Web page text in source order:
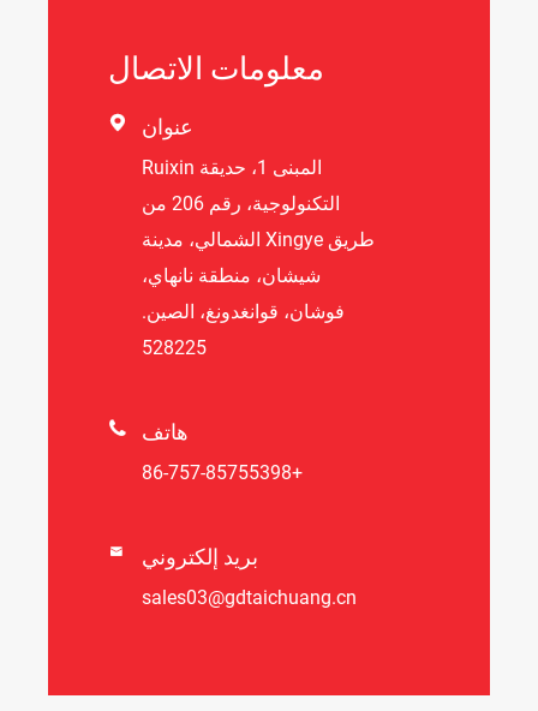
معلومات الاتصال
 عنوان
المبنى 1، حديقة Ruixin
التكنولوجية، رقم 206 من
طريق Xingye الشمالي، مدينة
شيشان، منطقة نانهاي،
فوشان، قوانغدونغ، الصين.
528225
 هاتف
+86-757-85755398
 بريد إلكتروني
sales03@gdtaichuang.cn